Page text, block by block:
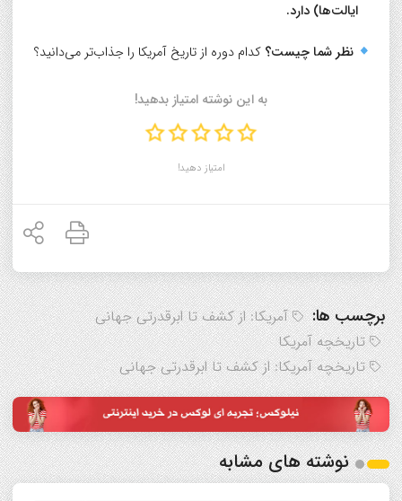
ایالت‌ها) دارد.
نظر شما چیست؟ کدام دوره از تاریخ آمریکا را جذاب‌تر می‌دانید؟
به این نوشته امتیاز بدهید!
امتیاز دهید!
برچسب ها:
آمریکا: از کشف تا ابرقدرتی جهانی
تاریخچه آمریکا
تاریخچه آمریکا: از کشف تا ابرقدرتی جهانی
نوشته های مشابه